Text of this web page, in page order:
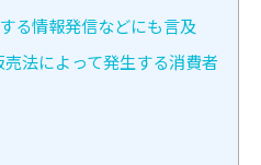
る情報発信などにも言及
法によって発生する消費者